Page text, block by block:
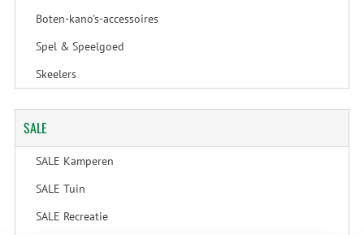
Boten-kano's-accessoires
Spel & Speelgoed
Skeelers
SALE
SALE Kamperen
SALE Tuin
SALE Recreatie